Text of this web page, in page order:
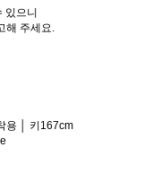
있으니
해 주세요.
용 │ 키167cm